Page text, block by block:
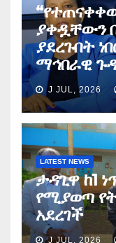
ያቀዷቸውን
ያደረጉበት
ማኅበራዊ
J JUL, 2026
LATEST NEWS
ታዳጊዋ ከ1
የሚያወጣ
አደረገች
J JUL, 2026